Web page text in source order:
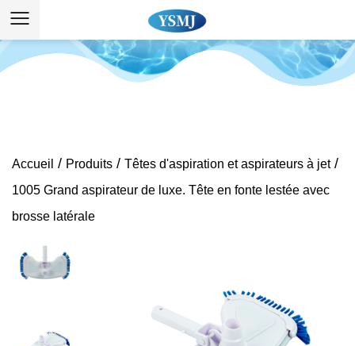
Accueil / Produits / Têtes d'aspiration et aspirateurs à jet/
1005 Grand aspirateur de luxe. Tête en fonte lestée avec
brosse latérale